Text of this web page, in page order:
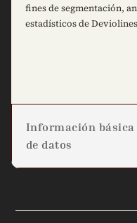
fines de segmentación,
estadísticos de Deviolines
Información
de datos